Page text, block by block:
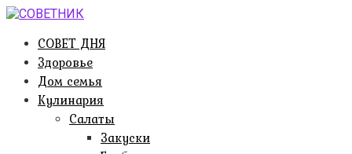
Перейти
контентуСОВЕТ ДНЯ
Здоровье
Дом семья
Кулинария
Салаты
Закуски